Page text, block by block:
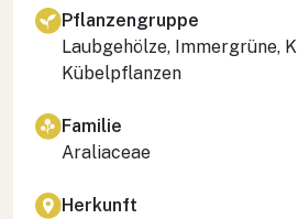
Pflanzengruppe
Laubgehölze, Immergrüne,
Kübelpflanzen
Familie
Araliaceae
Herkunft